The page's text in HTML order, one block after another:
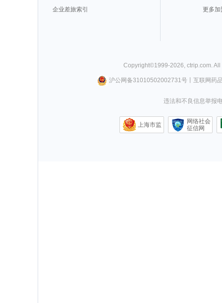
企业差旅索引
更多加
Copyright©1999-2026, ctrip.com.
沪公网备31010502002731号丨 互联网药
违法和不良信息举报
上海市监
网络社会
征信网